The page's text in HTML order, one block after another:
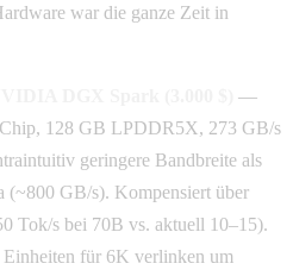
war die ganze Zeit in
—
128 GB LPDDR5X, 273 GB/s
geringere Bandbreite als
(~800 GB/s). Kompensiert über
Tok/s bei 70B vs. aktuell 10–15).
für 6K verlinken um